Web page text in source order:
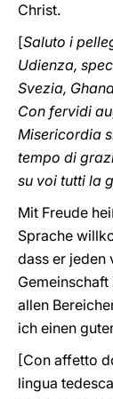
Christ.
[Saluto i
Udienza,
Svezia,
Con fervidi
Misericordia
tempo di
su voi tutti la
Mit Freude
Sprache
dass er jeden
allen
ich einen
[Con affetto
lingua